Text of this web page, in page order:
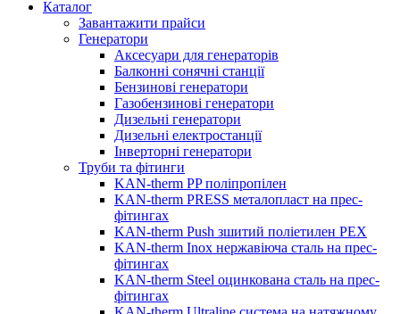
Каталог
Завантажити прайси
Генератори
Аксесуари для генераторів
Балконні сонячні станції
Бензинові генератори
Газобензинові генератори
Дизельні генератори
Дизельні електростанції
Інверторні генератори
Труби та фітинги
KAN-therm PP поліпропілен
KAN-therm PRESS металопласт на прес-
фітингах
KAN-therm Push зшитий поліетилен PEX
KAN-therm Inox нержавіюча сталь на прес-
фітингах
KAN-therm Steel оцинкована сталь на прес-
фітингах